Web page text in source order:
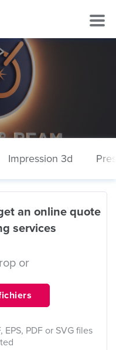
Impression 3d
an online quote
services
or
EPS, PDF or SVG files